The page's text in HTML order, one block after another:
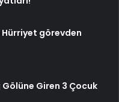
görevden
Giren 3 Çocuk